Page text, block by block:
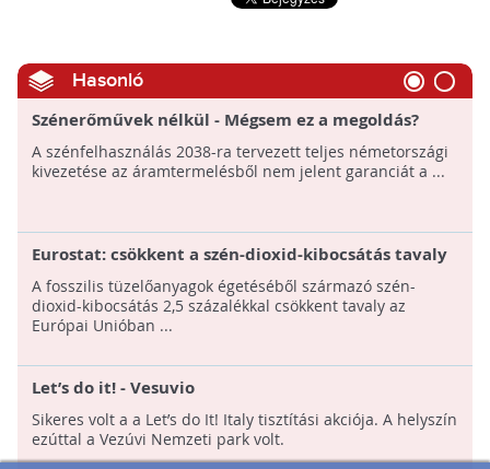
Hasonló
Szénerőművek nélkül - Mégsem ez a megoldás?
A szénfelhasználás 2038-ra tervezett teljes németországi
kivezetése az áramtermelésből nem jelent garanciát a ...
Eurostat: csökkent a szén-dioxid-kibocsátás tavaly
A fosszilis tüzelőanyagok égetéséből származó szén-
dioxid-kibocsátás 2,5 százalékkal csökkent tavaly az
Európai Unióban ...
Let’s do it! - Vesuvio
Sikeres volt a a Let’s do It! Italy tisztítási akciója. A helyszín
ezúttal a Vezúvi Nemzeti park volt.